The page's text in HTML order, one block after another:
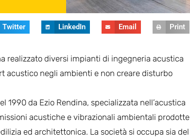
Twitter LinkedIn Email Print
realizzato diversi impianti di ingegneria acustica
acustico negli ambienti e non creare disturbo
1990 da Ezio Rendina, specializzata nell’acustica
acustiche e vibrazionali ambientali prodotte
ed architettonica. La società si occupa sia del